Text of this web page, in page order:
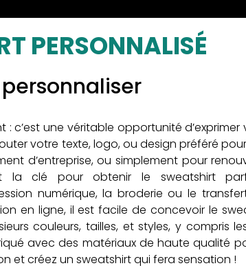
PERSONNALISÉ
: c’est une véritable opportunité
votre texte, logo, ou design préféré
d’entreprise, ou simplement pour
la clé pour obtenir le sweatshirt
numérique, la broderie ou le
en ligne, il est facile de concevoir le
couleurs, tailles, et styles, y compris
avec des matériaux de haute qualité
et créez un sweatshirt qui fera sensation !